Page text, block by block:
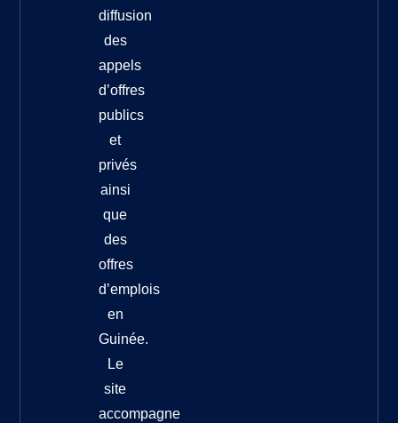
diffusion
des
appels
d’offres
publics
et
privés
ainsi
que
des
offres
d’emplois
en
Guinée.
Le
site
accompagne